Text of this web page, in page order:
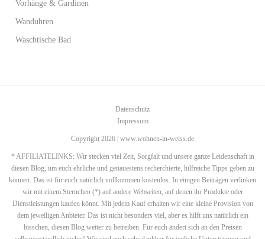
Vorhänge & Gardinen
Wanduhren
Waschtische Bad
Datenschutz
Impressum
Copyright 2026 | www.wohnen-in-weiss.de
* AFFILIATELINKS: Wir stecken viel Zeit, Sorgfalt und unsere ganze Leidenschaft in
diesen Blog, um euch ehrliche und genauestens recherchierte, hilfreiche Tipps geben zu
können. Das ist für euch natürlich vollkommen kostenlos. In einigen Beiträgen verlinken
wir mit einem Sternchen (*) auf andere Webseiten, auf denen ihr Produkte oder
Dienstleistungen kaufen könnt. Mit jedem Kauf erhalten wir eine kleine Provision von
dem jeweiligen Anbieter. Das ist nicht besonders viel, aber es hilft uns natürlich ein
bisschen, diesen Blog weiter zu betreiben. Für euch ändert sich an den Preisen